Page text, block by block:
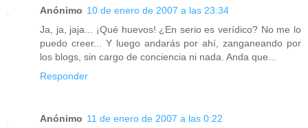
Anónimo 10 de enero de 2007 a las 23:34
Ja, ja, jaja... ¡Qué huevos! ¿En serio es verídico? No me lo
puedo creer... Y luego andarás por ahí, zanganeando por
los blogs, sin cargo de conciencia ni nada. Anda que...
Responder
Anónimo 11 de enero de 2007 a las 0:22